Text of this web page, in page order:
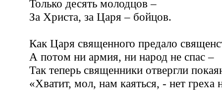
Только десять молодцов –
За Христа, за Царя – бойцов.
Как Царя священного предало
А потом ни армия, ни народ не спас –
Так теперь священники отвергли
«Хватит, мол, нам каяться, - нет греха